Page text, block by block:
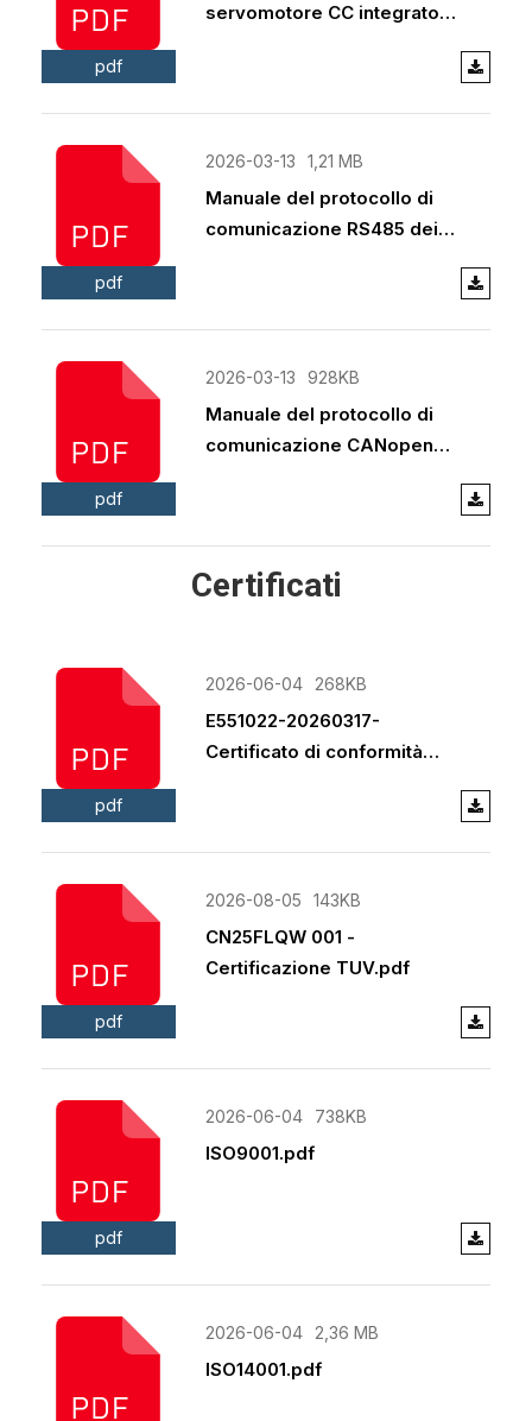
pdf
servomotore CC integrato
pdf
2026-03-13 1,21 MB
Manuale del protocollo di
comunicazione RS485 dei
pdf
2026-03-13 928KB
Manuale del protocollo di
comunicazione CANopen
Certificati
pdf
2026-06-04 268KB
E551022-20260317-
Certificato di conformità
pdf
2026-08-05 143KB
CN25FLQW 001 -
Certificazione TUV.pdf
pdf
2026-06-04 738KB
ISO9001.pdf
2026-06-04 2,36 MB
ISO14001.pdf